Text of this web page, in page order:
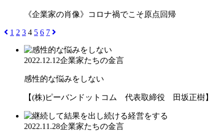
《企業家の肖像》コロナ禍でこそ原点回帰
1 2 3 4 5 6 7
2022.12.12企業家たちの金言
感性的な悩みをしない
【(株)ピーバンドットコム 代表取締役 田坂正樹】
2022.11.28企業家たちの金言